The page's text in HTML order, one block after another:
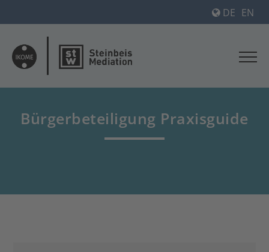
DE EN
Bürgerbeteiligung Praxisguide